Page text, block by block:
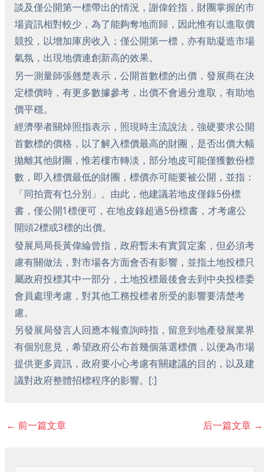
談及僅公開第一標帶出的情況，謝偉銓指，財團掌握的市
場資訊相對較少，為了能夠奪地而歸，因此惟有以進取價
競投，以增加庫房收入；僅公開第一標，亦有助凝造市場
氣氛，出現地價連創新高的效果。
另一測量師張翹楚表示，公開首數標的出價，發展商在決
定標價時，有更多數據參考，出價不會過分進取，有助地
價平穩。
經濟學者關焯照指表示，照現時主流說法，強硬要求公開
首數標的價格，以了解入標價最高的財團，是否出價大幅
拋離其他財團，惟若樓市轉淡，部分地皮可能僅獲數份標
數，即入標價最低的財團，標價亦可能要被公開，並指：
「同拍賣有乜分別」。由此，他建議若地皮僅錄5份標
書，僅公開1標便可，在地皮錄超過5份標書，才考慮公
開頭2標或3標的出價。
發展局局長黃偉綸曾指，政府暫未有實質定案，但必須考
慮有關做法，對市場各方面會否有影響，並指土地投標只
屬政府投標其中一部分，土地投標最後會去到中央投標委
會員處理考慮，對其他工務投標者所受的影響要清楚考
慮。
另發展局發言人回應本報查詢時指，留意到地產發展業界
有個別意見，希望政府公布首幾個落選標價，以便為市場
提供更多資訊，政府要小心考慮有關建議的目的，以及建
議對政府整體招標程序的影響。[:]
← 前一篇文章 后一篇文章 →